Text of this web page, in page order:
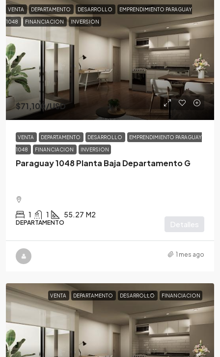
VENTA DEPARTAMENTO DESARROLLO EMPRENDIMIENTO PARAGUAY
1048 FINANCIACION INVERSION
$71,100/USD
VENTA DEPARTAMENTO DESARROLLO EMPRENDIMIENTO PARAGUAY
1048 FINANCIACION INVERSION
Paraguay 1048 Planta Baja Departamento G
1 1 55.27 M2
DEPARTAMENTO Detalles
1 mes ago
VENTA DEPARTAMENTO DESARROLLO FINANCIACION